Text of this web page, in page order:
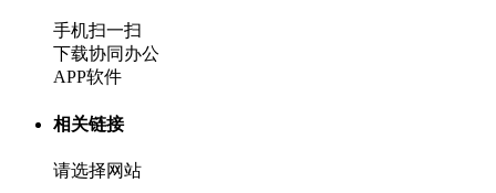
手机扫一扫
下载协同办公
APP软件
相关链接
请选择网站